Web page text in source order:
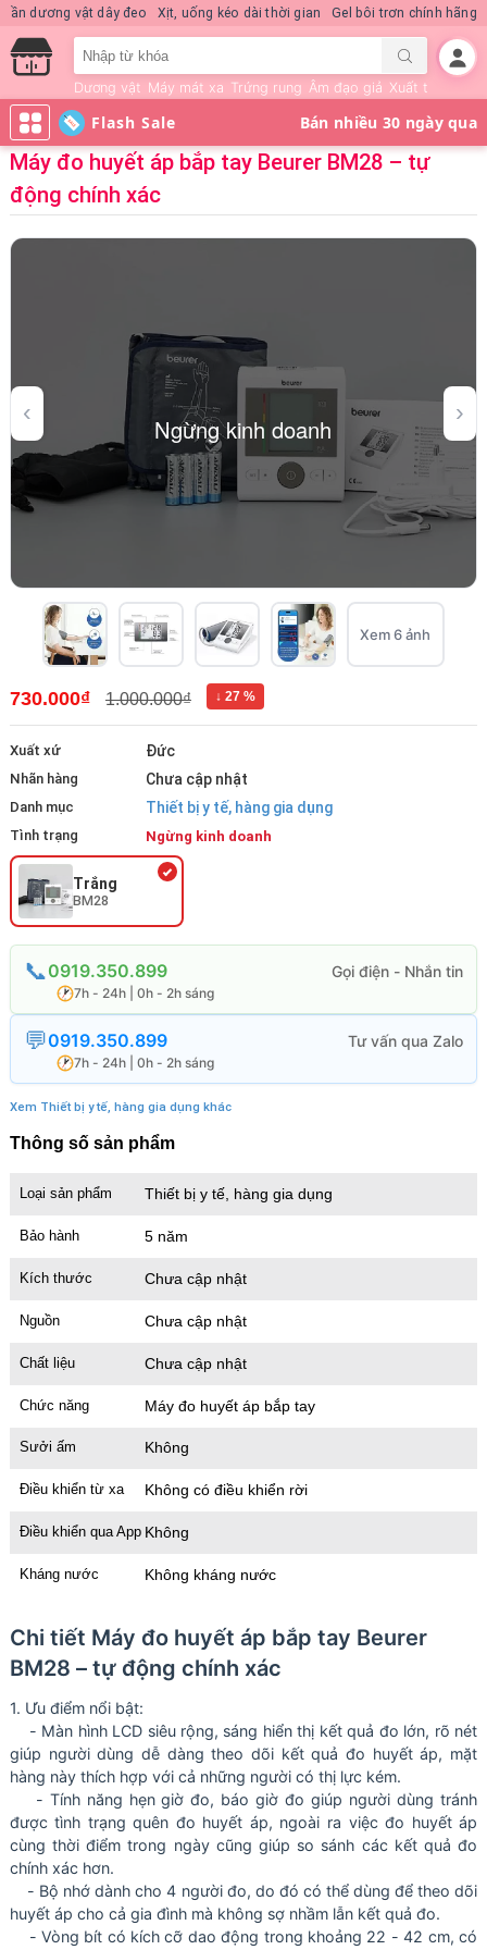
dương vật dây đeo Xịt, uống kéo dài thời gian Gel bôi trơn chính hãng
Dương vật Máy mát xa Trứng rung Âm đạo giả Xuất tinh sớm
Flash Sale
Máy đo huyết áp bắp tay Beurer BM28 – tự
động chính xác
Ngừng kinh doanh
Xem 6 ảnh
730.000₫ 1.000.000₫ ↓ 27 %
Xuất xứ Đức
Nhãn hàng Chưa cập nhật
Danh mục Thiết bị y tế, hàng gia dụng
Tình trạng Ngừng kinh doanh
Trắng
BM28
0919.350.899
7h - 24h | 0h - 2h sáng
0919.350.899
7h - 24h | 0h - 2h sáng
Xem Thiết bị y tế, hàng gia dụng khác
Thông số sản phẩm
Loại sản phẩm Thiết bị y tế, hàng gia dụng
Bảo hành 5 năm
Kích thước Chưa cập nhật
Nguồn Chưa cập nhật
Chất liệu Chưa cập nhật
Chức năng Máy đo huyết áp bắp tay
Sưởi ấm Không
Điều khiển từ xa Không có điều khiển rời
Điều khiển qua App Không
Kháng nước Không kháng nước
Chi tiết Máy đo huyết áp bắp tay Beurer
BM28 – tự động chính xác
1. Ưu điểm nổi bật:
- Màn hình LCD siêu rộng, sáng hiển thị kết quả đo lớn, rõ nét
giúp người dùng dễ dàng theo dõi kết quả đo huyết áp, mặt
hàng này thích hợp với cả những người có thị lực kém.
- Tính năng hẹn giờ đo, báo giờ đo giúp người dùng tránh
được tình trạng quên đo huyết áp, ngoài ra việc đo huyết áp
cùng thời điểm trong ngày cũng giúp so sánh các kết quả đo
chính xác hơn.
- Bộ nhớ dành cho 4 người đo, do đó có thể dùng để theo dõi
huyết áp cho cả gia đình mà không sợ nhầm lẫn kết quả đo.
- Vòng bít có kích cỡ dao động trong khoảng 22 - 42 cm, có